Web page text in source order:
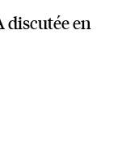
en